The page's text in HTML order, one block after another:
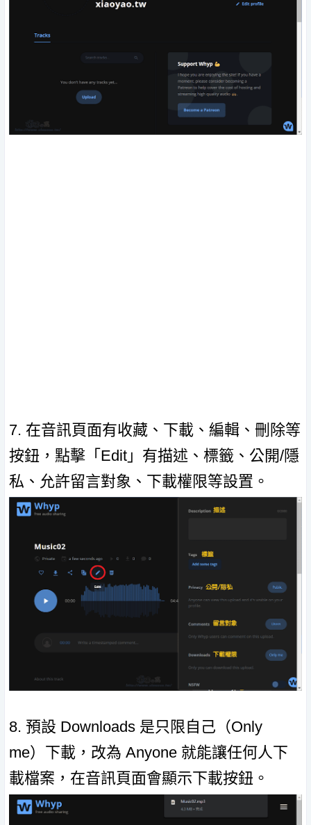
7. 在音訊頁面有收藏、下載、編輯、刪除等
按鈕，點擊「Edit」有描述、標籤、公開/隱
私、允許留言對象、下載權限等設置。
8. 預設 Downloads 是只限自己（Only
me）下載，改為 Anyone 就能讓任何人下
載檔案，在音訊頁面會顯示下載按鈕。